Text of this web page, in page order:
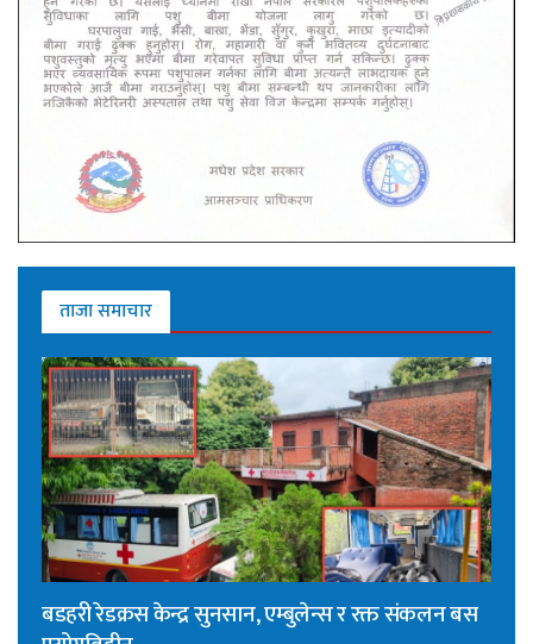
ताजा समाचार
बडहरी रेडक्रस केन्द्र सुनसान, एम्बुलेन्स र रक्त संकलन बस